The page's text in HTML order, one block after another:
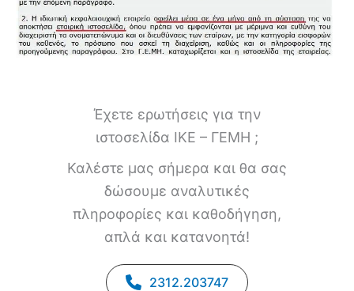
Έχετε ερωτήσεις για την
ιστοσελίδα ΙΚΕ – ΓΕΜΗ ;
Καλέστε μας σήμερα και θα σας
δώσουμε αναλυτικές
πληροφορίες και καθοδήγηση,
απλά και κατανοητά!
2312.203747